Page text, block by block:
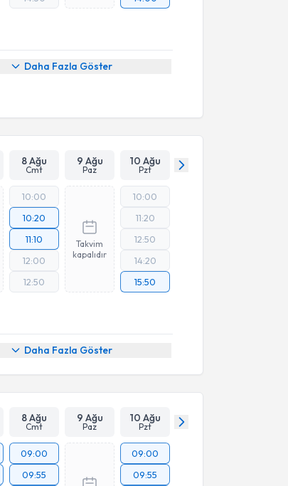
Daha Fazla Göster
8 Ağu
Cmt
9 Ağu
Paz
10 Ağu
Pzt
10:00
10:20
11:10
12:00
12:50
Takvim
kapalıdır
10:00
11:20
12:50
14:20
15:50
Daha Fazla Göster
8 Ağu
Cmt
9 Ağu
Paz
10 Ağu
Pzt
09:00
09:55
09:00
09:55